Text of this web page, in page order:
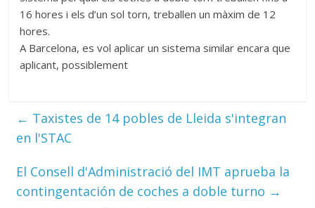
16 hores i els d’un sol torn, treballen un màxim de 12
hores.
A Barcelona, es vol aplicar un sistema similar encara que
aplicant, possiblement
← Taxistes de 14 pobles de Lleida s'integran
en l'STAC
El Consell d'Administració del IMT aprueba la
contingentación de coches a doble turno →